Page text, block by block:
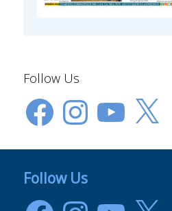
Follow Us
FacebookInstagramYouTube
X
Follow Us
FacebookInstagramYouTube
X